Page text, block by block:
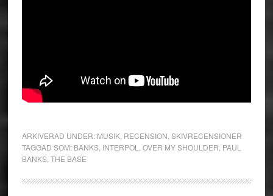
ARKIVERAD UNDER: MUSIK, RECENSION SKIVRECENSIONER
TAGGAD SOM: BANKS, INTERPOL OVER MY SHOULDER PAUL
BANKS, THE BASE